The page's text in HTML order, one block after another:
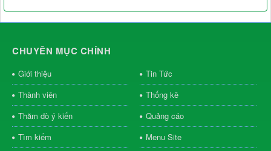
CHUYÊN MỤC CHÍNH
Giới thiệu
Tin Tức
Thành viên
Thống kê
Thăm dò ý kiến
Quảng cáo
Tìm kiếm
Menu Site